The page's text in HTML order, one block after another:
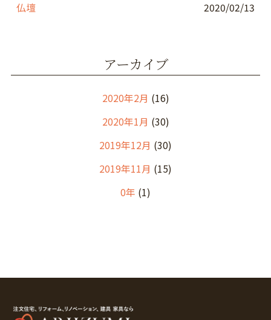
仏壇
2020/02/13
アーカイブ
2020年2月 (16)
2020年1月 (30)
2019年12月 (30)
2019年11月 (15)
0年 (1)